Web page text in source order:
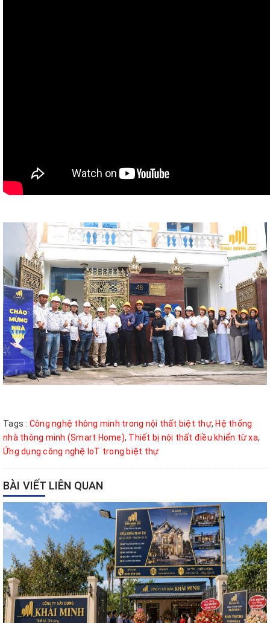
Tags : Công nghệ thông minh trong nội thất biệt thự, Hệ thống
nhà thông minh (Smart Home), Thiết bị nội thất điều khiển từ xa,
Ứng dụng công nghệ IoT trong biệt thự
BÀI VIẾT LIÊN QUAN